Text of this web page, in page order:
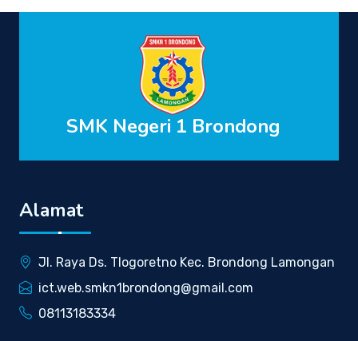
SMK Negeri 1 Brondong
Alamat
Jl. Raya Ds. Tlogoretno Kec. Brondong Lamongan
ict.web.smkn1brondong@gmail.com
08113183334